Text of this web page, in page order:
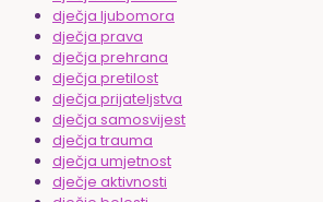
dječja ljubomora
dječja prava
dječja prehrana
dječja pretilost
dječja prijateljstva
dječja samosvijest
dječja trauma
dječja umjetnost
dječje aktivnosti